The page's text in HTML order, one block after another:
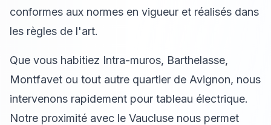
conformes aux normes en vigueur et réalisés dans
les règles de l'art.
Que vous habitiez Intra-muros, Barthelasse,
Montfavet ou tout autre quartier de Avignon, nous
intervenons rapidement pour tableau électrique.
Notre proximité avec le Vaucluse nous permet